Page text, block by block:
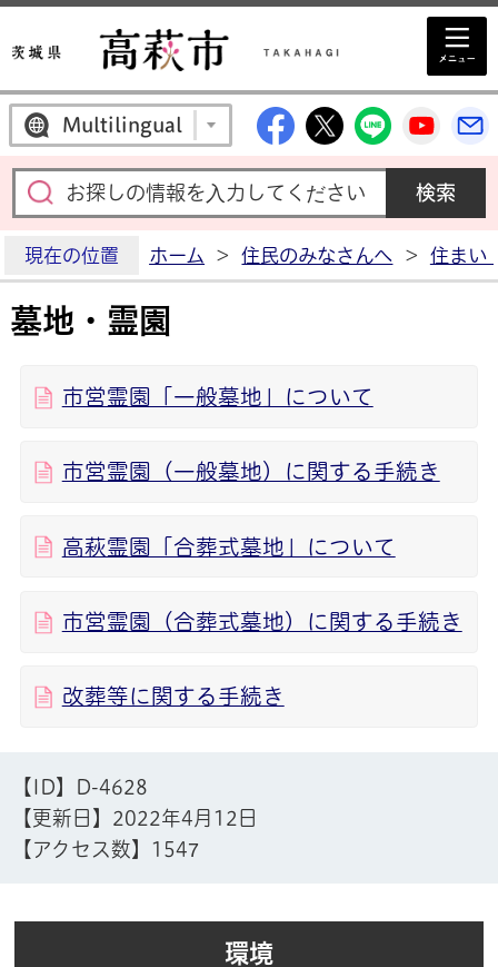
Multilingual 高萩市公式
高萩市公式X
高萩市
高
現在の位置 ホーム > 住民のみなさんへ > 住まい
墓地・霊園
市営霊園「一般墓地」について
市営霊園（一般墓地）に関する手続き
高萩霊園「合葬式墓地」について
市営霊園（合葬式墓地）に関する手続き
改葬等に関する手続き
【ID】
D-4628
【更新日】 2022年4月12日
【アクセス数】
1547
環境